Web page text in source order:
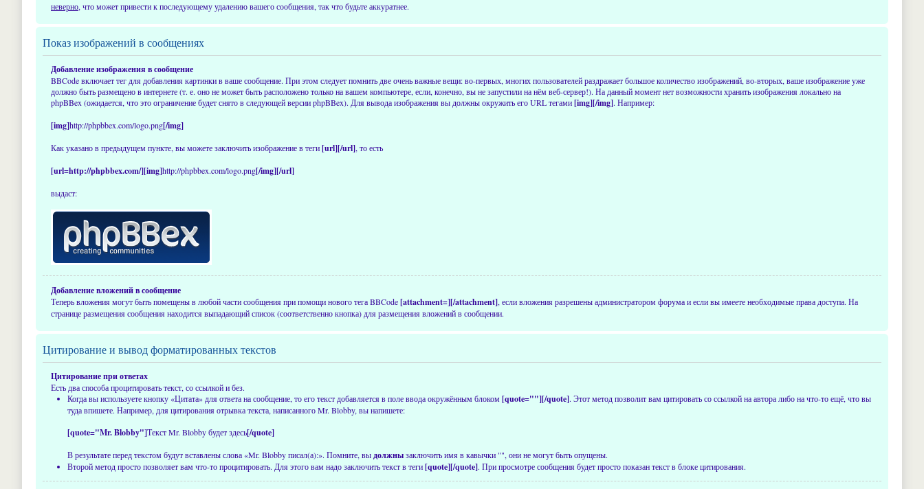
неверно, что может привести к последующему удалению вашего сообщения, так что будьте аккуратнее.
Показ изображений в сообщениях
Добавление изображения в сообщение
BBCode включает тег для добавления картинки в ваше сообщение. При этом следует помнить две очень важные вещи: во-первых, многих пользователей раздражает большое количество изображений, во-вторых, ваше изображение уже
должно быть размещено в интернете (т. е. оно не может быть расположено только на вашем компьютере, если, конечно, вы не запустили на нём веб-сервер!). На данный момент нет возможности хранить изображения локально на
phpBBex (ожидается, что это ограничение будет снято в следующей версии phpBBex). Для вывода изображения вы должны окружить его URL тегами[img][/img]. Например:
[img]http://phpbbex.com/logo.png[/img]
Как указано в предыдущем пункте, вы можете заключить изображение в теги[url][/url], то есть
[url=http://phpbbex.com/][img]http://phpbbex.com/logo.png[/img][/url]
выдаст:
Добавление вложений в сообщение
Теперь вложения могут быть помещены в любой части сообщения при помощи нового тега BBCode[attachment=][/attachment], если вложения разрешены администратором форума и если вы имеете необходимые права доступа. На
странице размещения сообщения находится выпадающий список (соответственно кнопка) для размещения вложений в сообщении.
Цитирование и вывод форматированных текстов
Цитирование при ответах
Есть два способа процитировать текст, со ссылкой и без.
Когда вы используете кнопку «Цитата» для ответа на сообщение, то его текст добавляется в поле ввода окружённым блоком[quote=""][/quote]. Этот метод позволит вам цитировать со ссылкой на автора либо на что-то ещё, что вы
туда впишете. Например, для цитирования отрывка текста, написанного Mr. Blobby, вы напишете:
[quote="Mr. Blobby"]Текст Mr. Blobby будет здесь[/quote]
В результате перед текстом будут вставлены слова «Mr. Blobby писал(а):». Помните, выдолжнызаключить имя в кавычки "", они не могут быть опущены.
Второй метод просто позволяет вам что-то процитировать. Для этого вам надо заключить текст в теги[quote][/quote]. При просмотре сообщения будет просто показан текст в блоке цитирования.